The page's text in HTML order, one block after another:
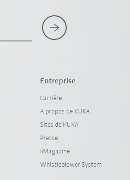
Entreprise
Carrière
A propos de KUKA
Sites de KUKA
Presse
iiMagazine
Whistleblower System